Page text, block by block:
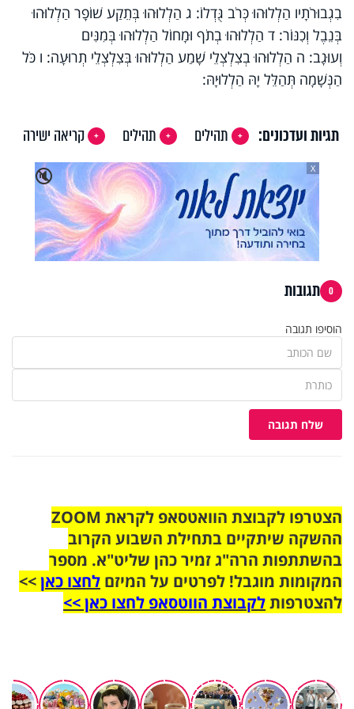
בִגְבוּרֹתָיו הַלְלוּהוּ כְּרֹב גֻּדְלוֹ: ג הַלְלוּהוּ בְּתֵקַע שׁוֹפָר הַלְלוּהוּ
בְּנֵבֶל וְכִנּוֹר: ד הַלְלוּהוּ בְתֹף וּמָחוֹל הַלְלוּהוּ בְּמִנִּים
וְעוּגָב: ה הַלְלוּהוּ בְצִלְצְלֵי שָׁמַע הַלְלוּהוּ בְּצִלְצְלֵי תְרוּעָה: ו כֹּל
הַנְּשָׁמָה תְּהַלֵּל יָהּ הַלְלוּיָהּ:
תגיות ועדכונים: תהילים תהילים
קריאה ישירה
🔇
X
0 תגובות
הוסיפו תגובה
שלח תגובה
הצטרפו לקבוצת הוואטסאפ לקראת ZOOM
ההשקה שיתקיים בתחילת השבוע הקרוב
בהשתתפות הרה"ג זמיר כהן שליט"א. מספר
המקומות מוגבל! לפרטים על המיזם לחצו כאן>>
להצטרפותלקבוצת הווטסאפ לחצו כאן >>